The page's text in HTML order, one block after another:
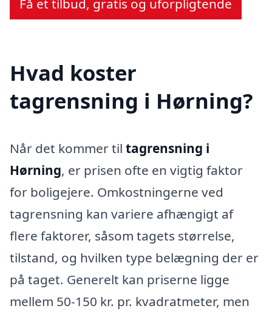
Få et tilbud, gratis og uforpligtende
Hvad koster
tagrensning i Hørning?
Når det kommer til tagrensning i
Hørning, er prisen ofte en vigtig faktor
for boligejere. Omkostningerne ved
tagrensning kan variere afhængigt af
flere faktorer, såsom tagets størrelse,
tilstand, og hvilken type belægning der er
på taget. Generelt kan priserne ligge
mellem 50-150 kr. pr. kvadratmeter, men